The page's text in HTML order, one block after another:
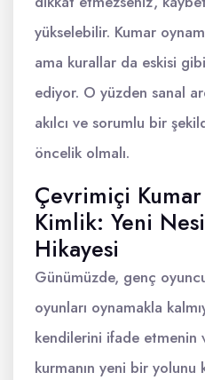
yükselebilir. Kumar
ama kurallar da eskisi
ediyor. O yüzden sanal
akılcı ve sorumlu bir
öncelik olmalı.
Çevrimiçi
Kimlik: Yeni
Hikayesi
Günümüzde, genç
oyunları oynamakla
kendilerini ifade etmenin
kurmanın yeni bir